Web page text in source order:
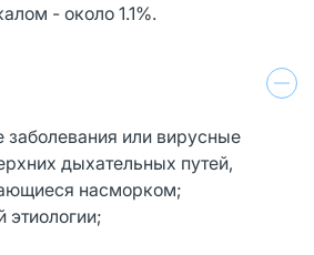
- около 1.1%.
заболевания или вирусные
дыхательных путей,
насморком;
этиологии;